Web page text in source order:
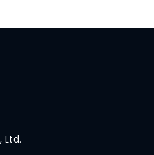
Ltd.